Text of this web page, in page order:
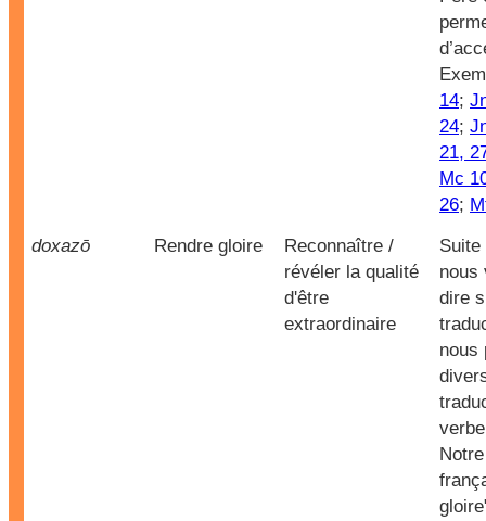
14;
24;
21,
Mc
26;
doxazō
Rendre gloire
Reconnaître /
révéler la qualité
d'être
extraordinaire
Suite
nous
dire
nous